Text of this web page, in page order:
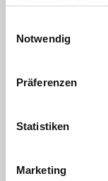
Cookies, wenn
Notwendig
Präferenzen
Statistiken
Marketing
Partner,...
Weiterlesen